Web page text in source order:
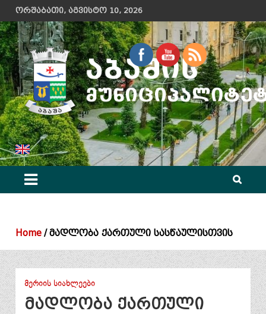
Skip
to
content
ორშაბათი, აგვისტო 10, 2026
აბაშის მუნიციპალიტეტის მერიის ოფიციალური ვებ გვერდი
Home მადლობა ქართული სასწაულისთვის
ᲛᲔᲠᲘᲘᲡ ᲡᲘᲐᲮᲚᲔᲔᲑᲘ
მადლობა ქართული